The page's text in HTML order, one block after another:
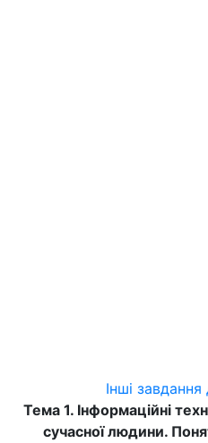
Інші
Тема 1. Інформаційні
сучасної людини.